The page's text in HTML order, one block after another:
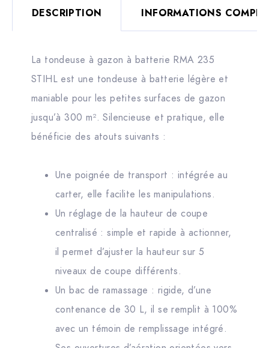
DESCRIPTION INFORMATIONS
La tondeuse à gazon à batterie RMA 235
STIHL est une tondeuse à batterie légère et
maniable pour les petites surfaces de gazon
jusqu’à 300 m². Silencieuse et pratique, elle
bénéficie des atouts suivants :
Une poignée de transport : intégrée au
carter, elle facilite les manipulations.
Un réglage de la hauteur de coupe
centralisé : simple et rapide à actionner,
il permet d’ajuster la hauteur sur 5
niveaux de coupe différents.
Un bac de ramassage : rigide, d’une
contenance de 30 L, il se remplit à 100%
avec un témoin de remplissage intégré.